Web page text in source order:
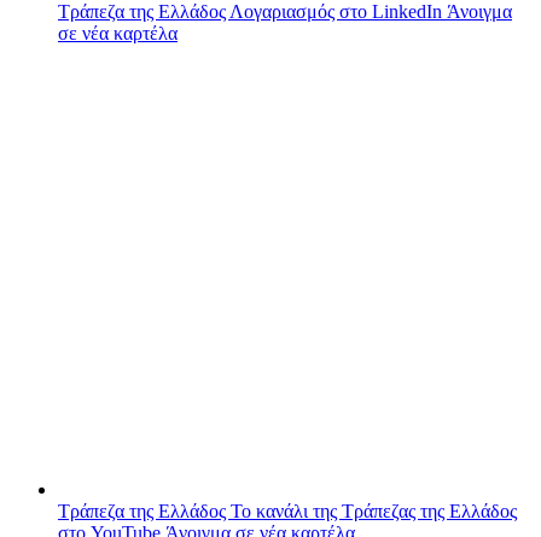
Τράπεζα της Ελλάδος Λογαριασμός στο LinkedIn Άνοιγμα
σε νέα καρτέλα
Τράπεζα της Ελλάδος Το κανάλι της Τράπεζας της Ελλάδος
στο YouTube Άνοιγμα σε νέα καρτέλα